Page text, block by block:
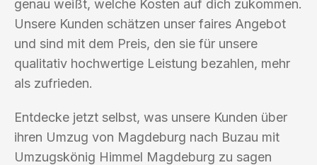
genau weißt, welche Kosten auf dich zukommen.
Unsere Kunden schätzen unser faires Angebot
und sind mit dem Preis, den sie für unsere
qualitativ hochwertige Leistung bezahlen, mehr
als zufrieden.
Entdecke jetzt selbst, was unsere Kunden über
ihren Umzug von Magdeburg nach Buzau mit
Umzugskönig Himmel Magdeburg zu sagen